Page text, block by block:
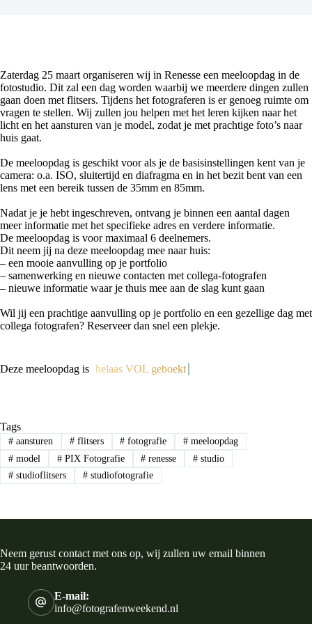
Zaterdag 25 maart organiseren wij in Renesse een meeloopdag in de
fotostudio. Dit zal een dag worden waarbij we meerdere dingen zullen
gaan doen met flitsers. Tijdens het fotograferen is er genoeg ruimte om
vragen te stellen. Wij zullen jou helpen met het leren kijken naar het
licht en het aansturen van je model, zodat je met prachtige foto’s naar
huis gaat.
De meeloopdag is geschikt voor als je de basisinstellingen kent van je
camera: o.a. ISO, sluitertijd en diafragma en in het bezit bent van een
lens met een bereik tussen de 35mm en 85mm.
Nadat je je hebt ingeschreven, ontvang je binnen een aantal dagen
meer informatie met het specifieke adres en verdere informatie.
De meeloopdag is voor maximaal 6 deelnemers.
Dit neem jij na deze meeloopdag mee naar huis:
– een mooie aanvulling op je portfolio
– samenwerking en nieuwe contacten met collega-fotografen
– nieuwe informatie waar je thuis mee aan de slag kunt gaan
Wil jij een prachtige aanvulling op je portfolio en een gezellige dag met
collega fotografen? Reserveer dan snel een plekje.
Deze meeloopdag is helaas VOL geboekt
Tags
#aansturen #flitsers # fotografie # meeloopdag
#model #PIX Fotografie # renesse # studio
#studioflitsers #studiofotografie
Neem gerust contact met ons op, wij zullen uw email binnen
24 uur beantwoorden.
E-mail:
info@fotografenweekend.nl